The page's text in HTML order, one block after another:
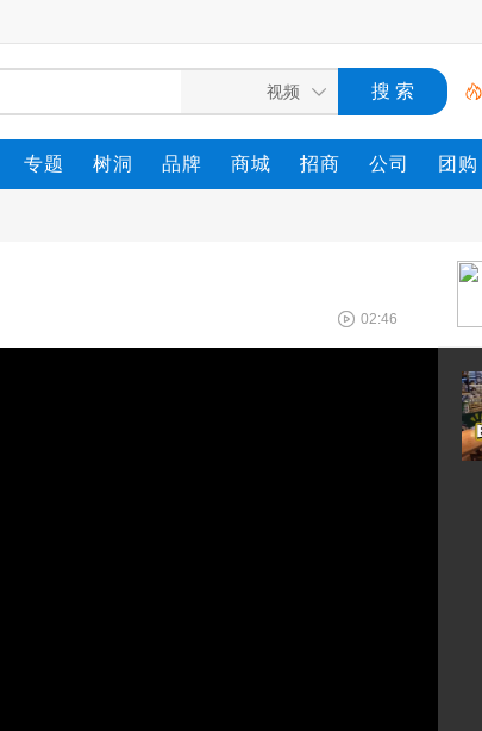
专题 树洞 品牌 商城 招商 公司 团购
02:46